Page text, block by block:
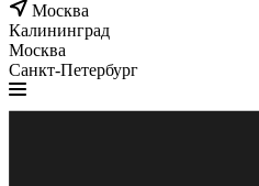
Москва
Калининград
Москва
Санкт-Петербург